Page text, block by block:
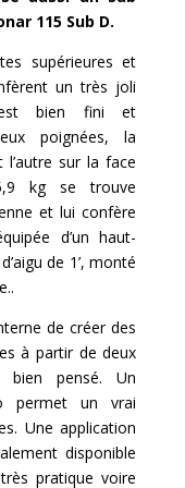
115 Sub D.
supérieures et
un très joli
est bien fini et
poignées, la
sur la face
kg se trouve
et lui confère
d’un haut-
de 1’, monté
de créer des
à partir de deux
bien pensé. Un
permet un vrai
Une application
disponible
pratique voire